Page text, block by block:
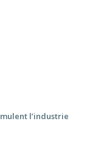
l’industrie